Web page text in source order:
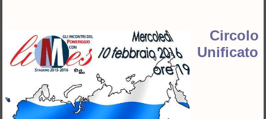
Circolo
Unificato